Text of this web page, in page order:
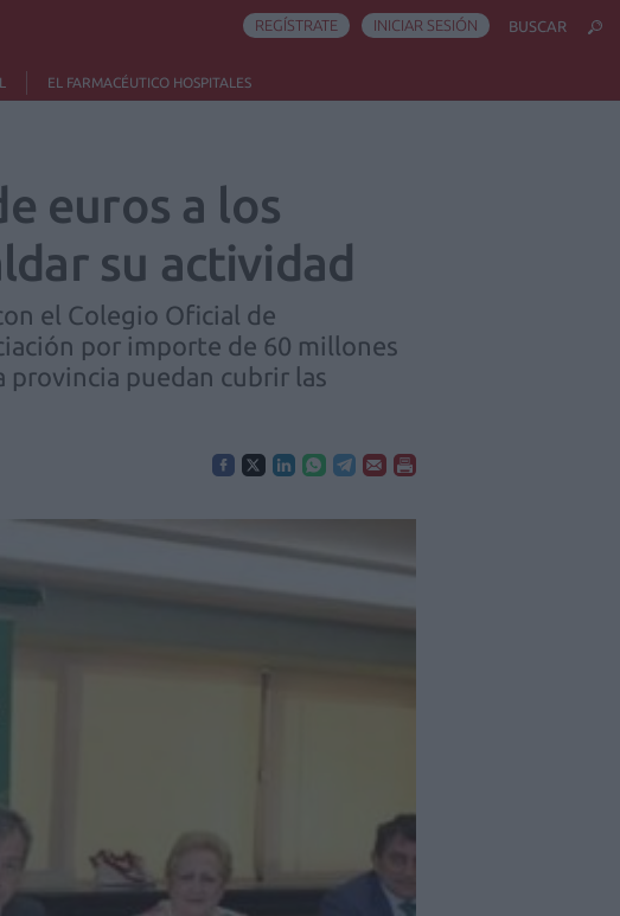
EL FARMACÉUTICO HOSPITALES
REGÍSTRATE INICIAR SESIÓN BUSCAR
euros a los
su actividad
el Colegio Oficial de
por importe de 60 millones
provincia puedan cubrir las